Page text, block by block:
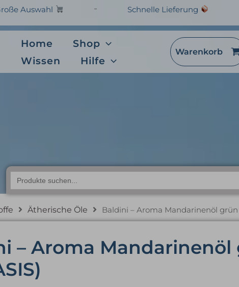
Auswahl Schnelle Lieferung
Home
Shop
Wissen
Hilfe
Warenkorb
Search
for:
Ätherische Öle Baldini – Aroma Mandarinenöl grün
– Aroma Mandarinenöl